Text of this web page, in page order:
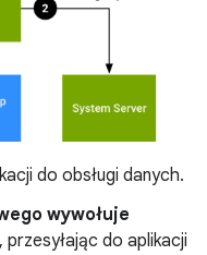
do obsługi danych.
wywołuje
, przesyłając do aplikacji